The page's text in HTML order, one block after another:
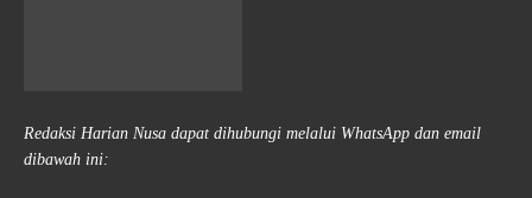
Redaksi Harian Nusa dapat dihubungi melalui WhatsApp dan email
dibawah ini: